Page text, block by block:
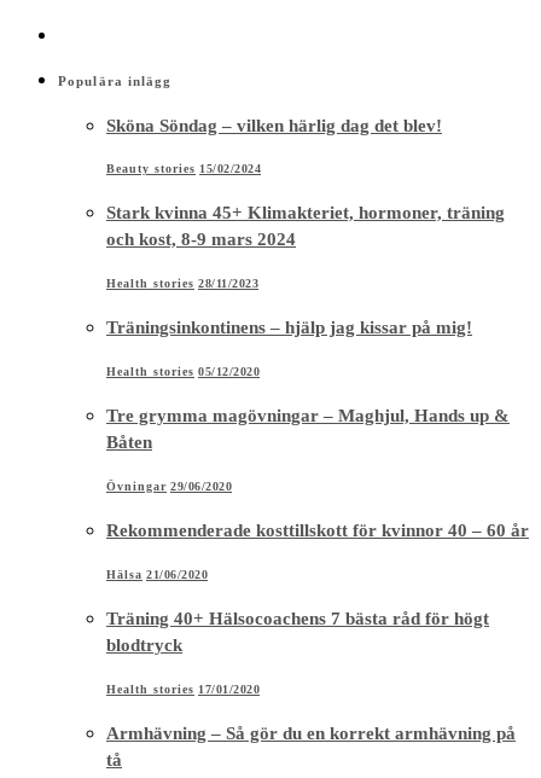
Populära inlägg
Sköna Söndag – vilken härlig dag det blev!
Beauty stories 15/02/2024
Stark kvinna 45+ Klimakteriet, hormoner, träning
och kost, 8-9 mars 2024
Health stories 28/11/2023
Träningsinkontinens – hjälp jag kissar på mig!
Health stories 05/12/2020
Tre grymma magövningar – Maghjul, Hands up &
Båten
Övningar 29/06/2020
Rekommenderade kosttillskott för kvinnor 40 – 60 år
Hälsa 21/06/2020
Träning 40+ Hälsocoachens 7 bästa råd för högt
blodtryck
Health stories 17/01/2020
Armhävning – Så gör du en korrekt armhävning på
tå